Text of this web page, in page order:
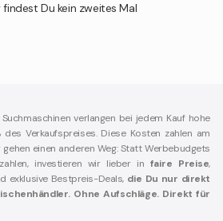
Du kein zweites Mal
verlangen bei jedem Kauf hohe
Verkaufspreises. Diese Kosten zahlen am
einen anderen Weg: Statt Werbebudgets
investieren wir lieber in faire Preise,
exklusive Bestpreis-Deals, die Du nur direkt
Ohne Aufschläge. Direkt für